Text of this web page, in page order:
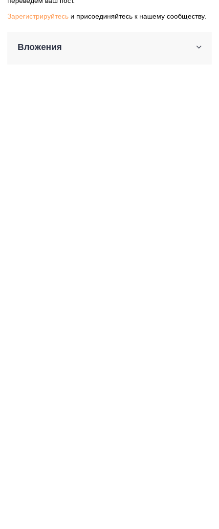
Зарегистрируйтесь и присоединяйтесь к нашему сообществу.
Вложения